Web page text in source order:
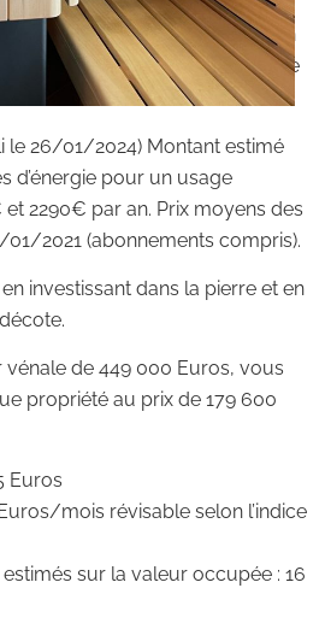
transformable en studio et un
L’ensemble sur un terrain de
constructible.
le 26/01/2024) Montant estimé
d’énergie pour un usage
2290€ par an. Prix moyens des
2021 (abonnements compris).
investissant dans la pierre et en
vénale de 449 000 Euros, vous
propriété au prix de 179 600
Euros
mois révisable selon l’indice
sur la valeur occupée : 16